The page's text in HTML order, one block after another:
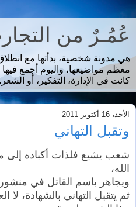
عُمُـرٌ من
هي مدونة شخصية، بدأتها مع
معظم مواضيعها، واليوم أجمع
كانت في الإدارة، التفكير، أو
الأحد، 16 أكتوبر 2011
وتقبل التهاني
شعب يشيع فلذات أكباده إلى
الله،
ويجاهر باسم القاتل في
ثم يتقبل التهاني بالشهادة، لا